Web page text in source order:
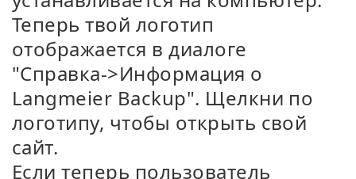
Теперь твой логотип
отображается в диалоге
"Справка->Информация о
Langmeier Backup". Щелкни по
логотипу, чтобы открыть свой
сайт.
Если теперь пользователь